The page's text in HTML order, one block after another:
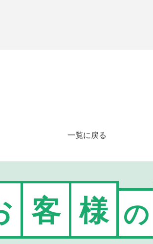
一覧に戻る
客 様 の